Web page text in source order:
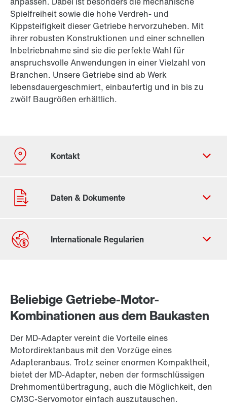
Spielfreiheit sowie die hohe Verdreh- und
Kippsteifigkeit dieser Getriebe hervorzuheben. Mit
ihrer robusten Konstruktionen und einer schnellen
Inbetriebnahme sind sie die perfekte Wahl für
anspruchsvolle Anwendungen in einer Vielzahl von
Branchen. Unsere Getriebe sind ab Werk
lebensdauergeschmiert, einbaufertig und in bis zu
zwölf Baugrößen erhältlich.
Standort Deutschland
Beliebige Getriebe-Motor-
Kombinationen aus dem Baukasten
Der MD-Adapter vereint die Vorteile eines
Motordirektanbaus mit den Vorzüge eines
Adapteranbaus. Trotz seiner enormen Kompaktheit,
bietet der MD-Adapter, neben der formschlüssigen
Drehmomentübertragung, auch die Möglichkeit, den
CM3C-Servomotor einfach auszutauschen.